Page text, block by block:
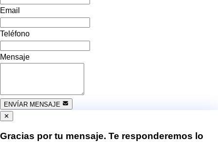
Email
Teléfono
Mensaje
ENVÍAR MENSAJE
✕
Gracias por tu mensaje. Te responderemos lo